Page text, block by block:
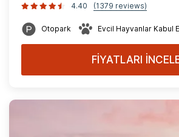
4.40
(1379 reviews)
Otopark Evcil Hayvanlar Kabul
FİYATLARI